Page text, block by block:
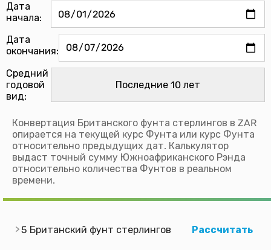
Дата
начала:
Дата
окончания:
Средний
годовой
вид:
Конвертация Британского фунта стерлингов в ZAR
опирается на текущей курс Фунта или курс Фунта
относительно предыдущих дат. Калькулятор
выдаст точный сумму Южноафриканского Рэнда
относительно количества Фунтов в реальном
времени.
5 Британский фунт стерлингов Рассчитать